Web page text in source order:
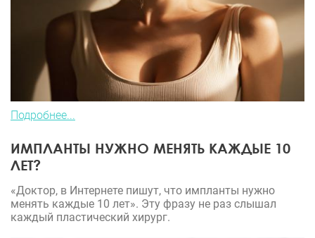
Подробнее...
ИМПЛАНТЫ НУЖНО МЕНЯТЬ КАЖДЫЕ 10
ЛЕТ?
«Доктор, в Интернете пишут, что импланты нужно
менять каждые 10 лет». Эту фразу не раз слышал
каждый пластический хирург.